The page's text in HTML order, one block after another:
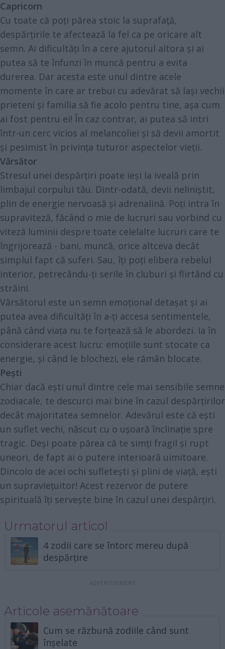
Capricorn
Cu toate că poți părea stoic la suprafață,
despărțirile te afectează la fel ca pe oricare alt
semn. Ai dificultăți în a cere ajutorul altora și ai
putea să te înfunzi în muncă pentru a evita
durerea. Dar acesta este unul dintre acele
momente în care ar trebui cu adevărat să lași vechii
prieteni și familia să fie acolo pentru tine, așa cum
ai fost pentru ei! În caz contrar, ai putea să intri
într-un cerc vicios al melancoliei și să devii amortit
și pesimist în privința tuturor aspectelor vieții.
Vărsător
Stresul unei despărțiri poate ieși la iveală prin
limbajul corpului tău. Dintr-odată, devii neliniștit,
plin de energie nervoasă și adrenalină. Poți intra în
supraviteză, făcând o mie de lucruri sau vorbind cu
viteză luminii despre toate celelalte lucruri care te
îngrijorează - bani, muncă, orice altceva decât
simplul fapt că suferi. Sau, îți poți elibera rebelul
interior, petrecându-ți serile în cluburi și flirtând cu
străini.
Vărsătorul este un semn emoțional detașat și ai
putea avea dificultăți în a-ți accesa sentimentele,
până când viața nu te forțează să le abordezi. Ia în
considerare acest lucru: emoțiile sunt stocate ca
energie, și când le blochezi, ele rămân blocate.
Pești
Chiar dacă ești unul dintre cele mai sensibile semne
zodiacale, te descurci mai bine în cazul despărțirilor
decât majoritatea semnelor. Adevărul este că ești
un suflet vechi, născut cu o ușoară înclinație spre
tragic. Deși poate părea că te simți fragil și rupt
uneori, de fapt ai o putere interioară uimitoare.
Dincolo de acei ochi sufletești și plini de viață, ești
un supraviețuitor! Acest rezervor de putere
spirituală îți servește bine în cazul unei despărțiri.
Urmatorul articol
4 zodii care se întorc mereu după
despărțire
Articole asemănătoare
Cum se răzbună zodiile când sunt
înșelate